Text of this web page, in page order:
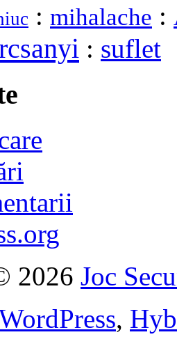
: mihalache :
: suflet
2026 Joc
,